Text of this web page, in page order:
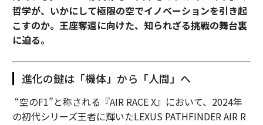
哲学が、いかにして極限の空でイノベーションを引き起
こすのか。王座奪還に向けた、知られざる挑戦の舞台裏
に迫る。
進化の鍵は「機体」から「人間」へ
“空のF1”と称される『AIR RACE X』において、2024年
の初代シリーズ王者に輝いたLEXUS PATHFINDER AIR R